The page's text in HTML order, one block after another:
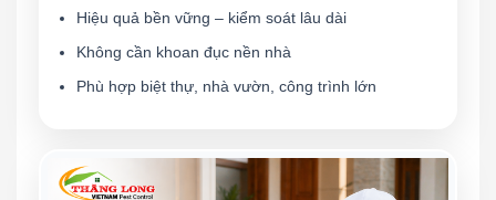
Hiệu quả bền vững – kiểm soát lâu dài
Không cần khoan đục nền nhà
Phù hợp biệt thự, nhà vườn, công trình lớn